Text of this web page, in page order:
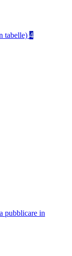
tabelle) 4
pubblicare in